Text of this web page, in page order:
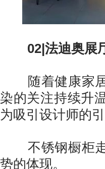
02|法迪奥展
随着健康家居
染的关注持续升
为吸引设计师的引
不锈钢橱柜走
势的体现。